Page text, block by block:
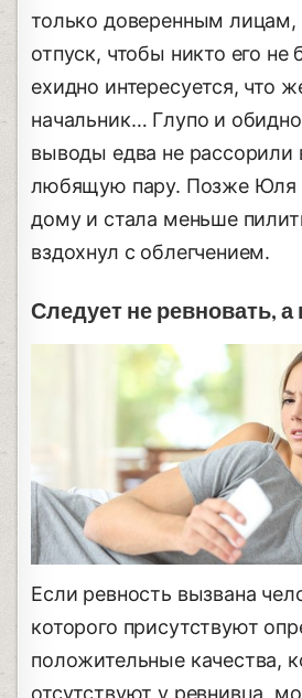
только доверенным лицам,
отпуск, чтобы никто его не
ехидно интересуется, что
начальник… Глупо и
выводы едва не рассорили
любящую пару. Позже Юля
дому и стала меньше
вздохнул с облегчением.
Следует не ревновать,
Если ревность вызвана
которого присутствуют
положительные качества,
отсутствуют у ревнивца,